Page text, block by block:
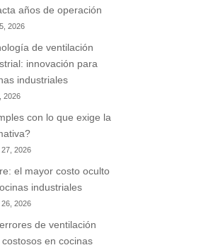
años de operación
2026
de ventilación
innovación para
industriales
2026
con lo que exige la
2026
el mayor costo oculto
industriales
2026
de ventilación
costosos en cocinas